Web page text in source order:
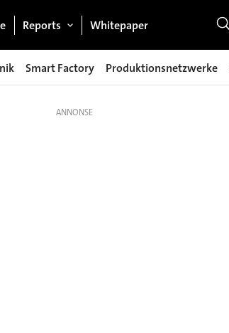
Reports Whitepaper
Smart Factory Produktionsnetzwerke